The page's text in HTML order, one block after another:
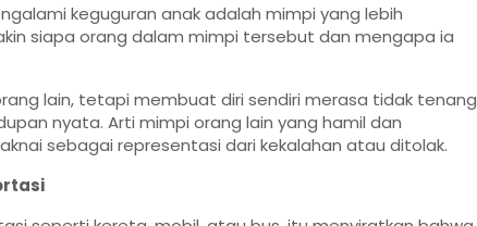
keguguran anak adalah mimpi yang lebih
siapa orang dalam mimpi tersebut dan mengapa ia
lain, tetapi membuat diri sendiri merasa tidak tenang
nyata. Arti mimpi orang lain yang hamil dan
sebagai representasi dari kekalahan atau ditolak.